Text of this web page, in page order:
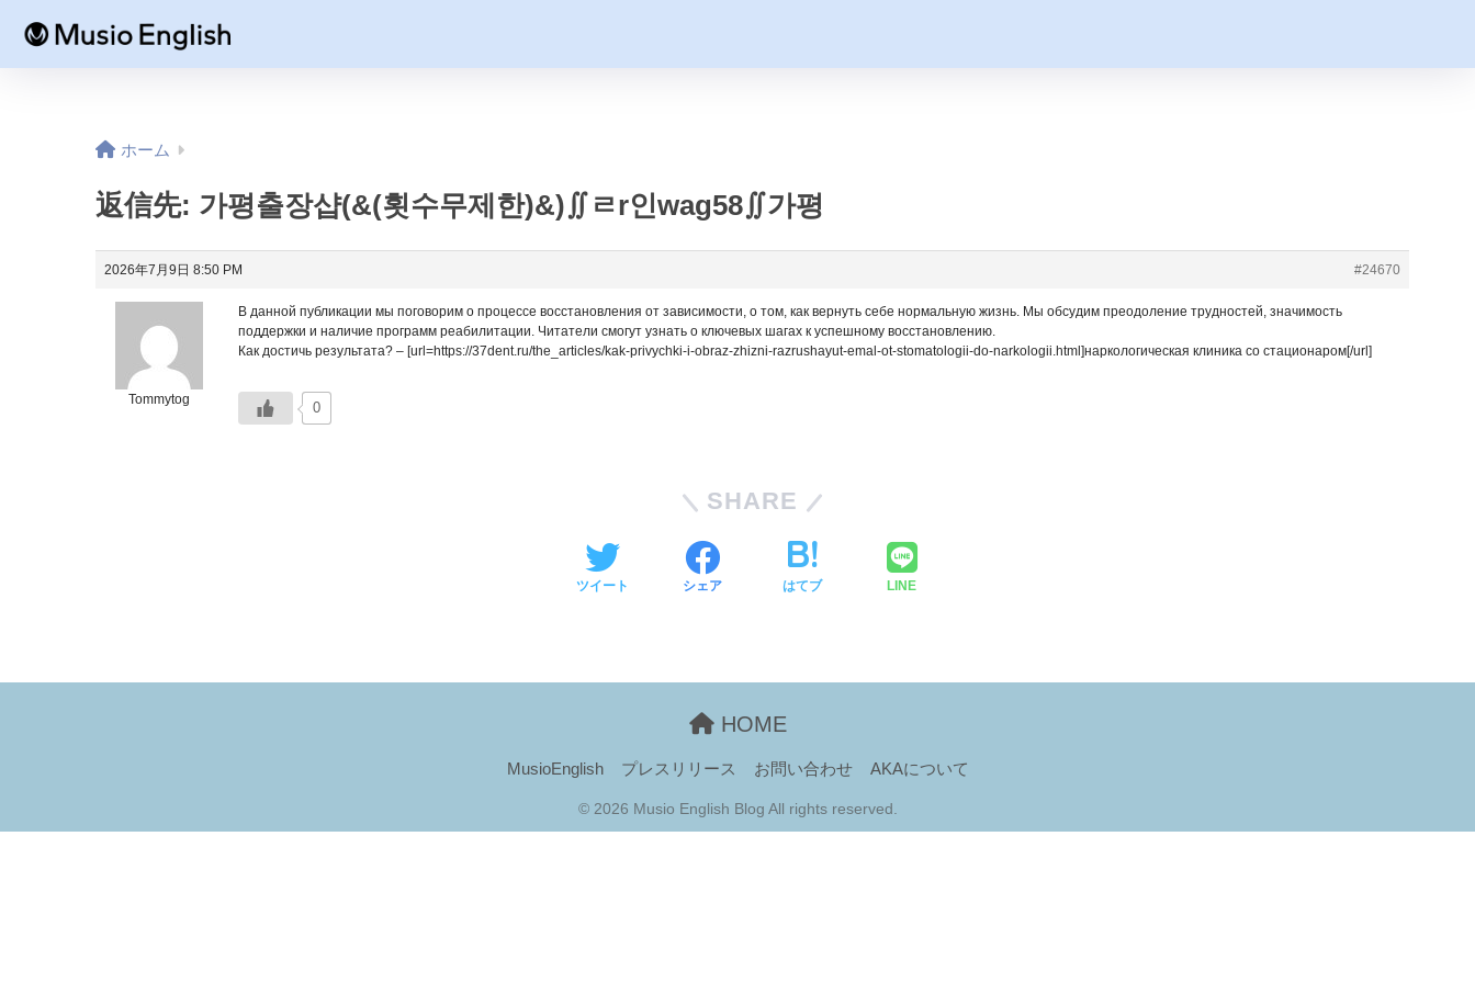
ホーム
返信先: 가평출장샵(&(횟수무제한)&)∬ㄹr인wag58∬가평
2026年7月9日 8:50 PM #24670
Tommytog
В данной публикации мы поговорим о процессе восстановления от зависимости, о том, как вернуть себе нормальную жизнь. Мы обсудим преодоление трудностей, значимость
поддержки и наличие программ реабилитации. Читатели смогут узнать о ключевых шагах к успешному восстановлению.
Как достичь результата? – [url=https://37dent.ru/the_articles/kak-privychki-i-obraz-zhizni-razrushayut-emal-ot-stomatologii-do-narkologii.html]наркологическая клиника со стационаром[/url]
0
SHARE
ツイート シェア はてブ LINE
HOME
MusioEnglish プレスリリース お問い合わせ AKAについて
© 2026 Musio English Blog All rights reserved.